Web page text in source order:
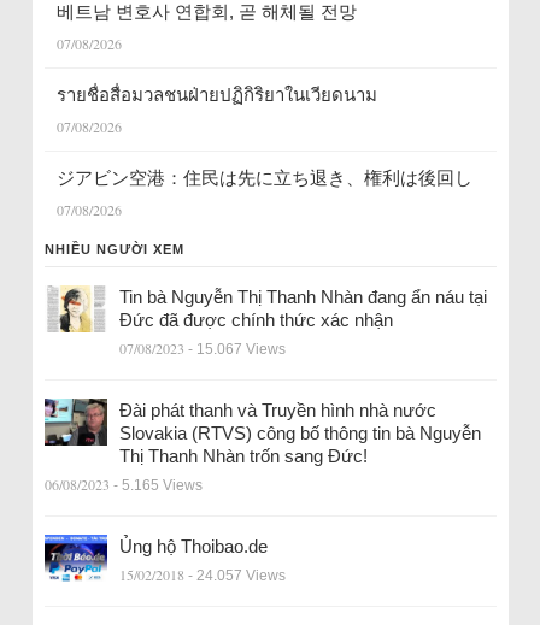
베트남 변호사 연합회, 곧 해체될 전망
07/08/2026
รายชื่อสื่อมวลชนฝ่ายปฏิกิริยาในเวียดนาม
07/08/2026
ジアビン空港：住民は先に立ち退き、権利は後回し
07/08/2026
NHIỀU NGƯỜI XEM
Tin bà Nguyễn Thị Thanh Nhàn đang ẩn náu tại
Đức đã được chính thức xác nhận
07/08/2023 - 15.067 Views
Đài phát thanh và Truyền hình nhà nước
Slovakia (RTVS) công bố thông tin bà Nguyễn
Thị Thanh Nhàn trốn sang Đức!
06/08/2023 - 5.165 Views
Ủng hộ Thoibao.de
15/02/2018 - 24.057 Views